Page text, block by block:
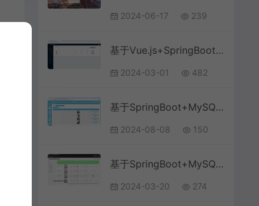
2024-06-17 239
基于Vue.js+SpringBoot+SSM的大学生毕业就业信息管理系统
2024-03-01 482
基于SpringBoot+MySQL+Vue.js的校园志愿者管理系统(附论文)
2024-08-08 150
基于SpringBoot+MySQL+Vue.js的校园驿站取货管理系统(附论文)
2024-03-20 274